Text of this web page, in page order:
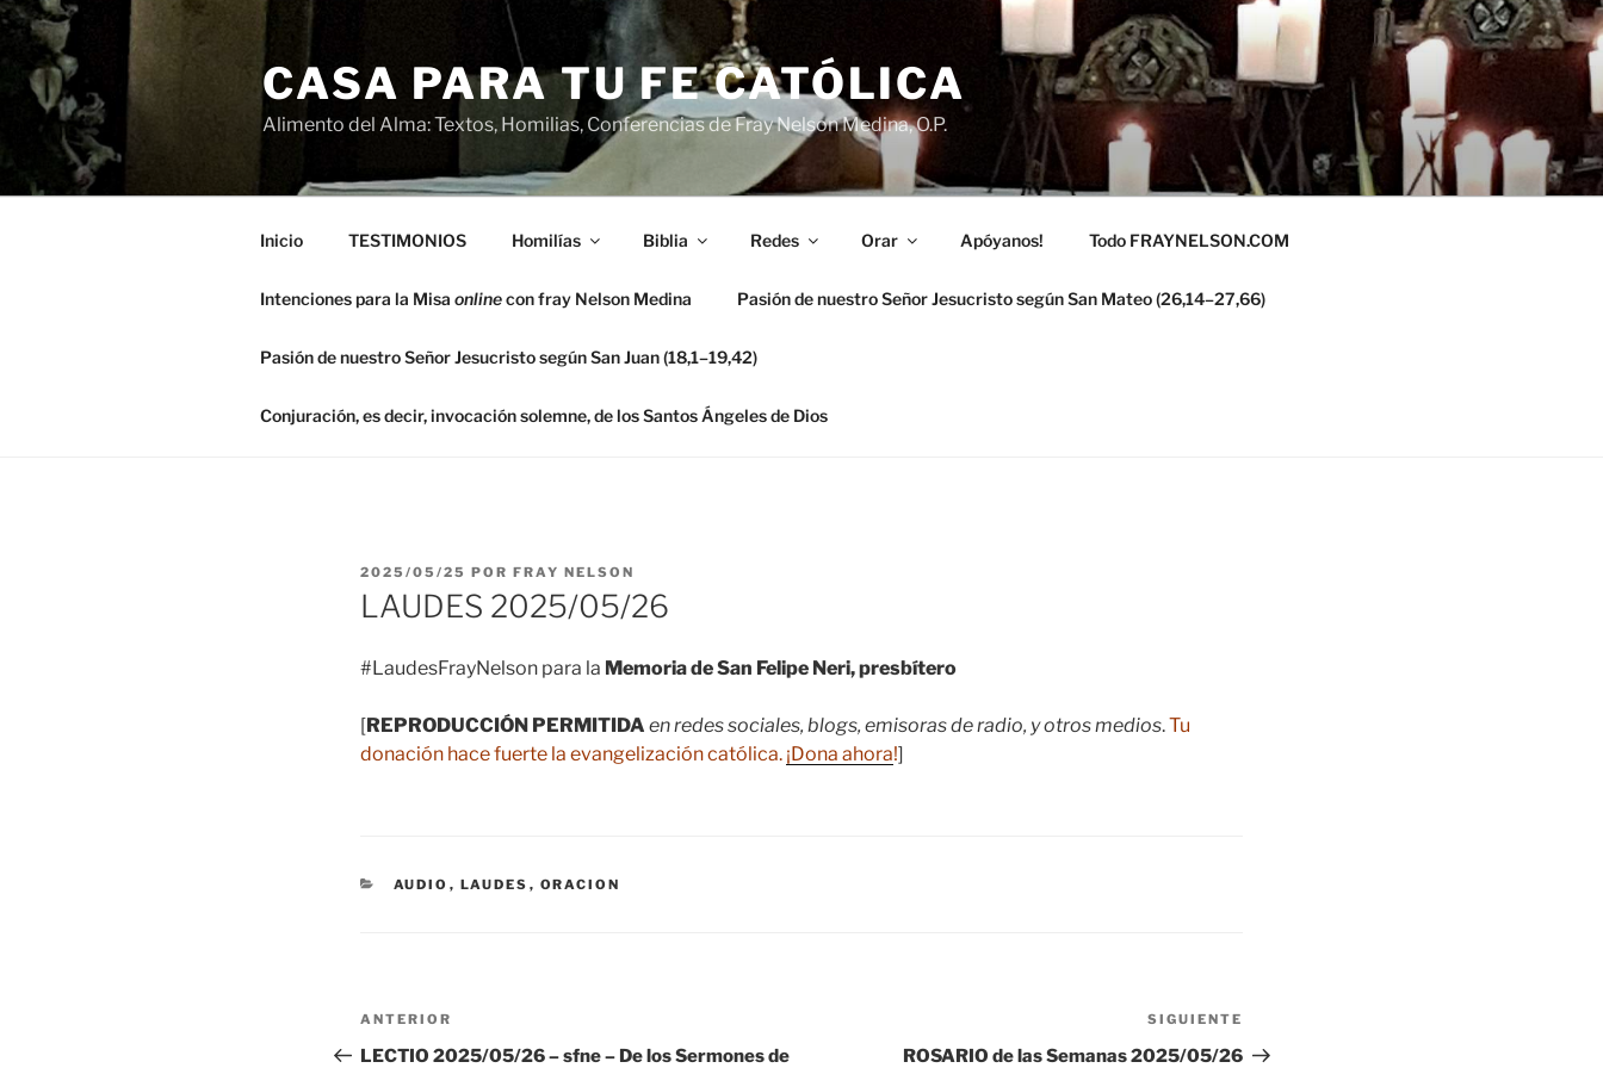
Saltar
contenido
CASA PARA TU FE CATÓLICA
Alimento del Alma: Textos, Homilias, Conferencias de Fray Nelson Medina, O.P.
Inicio TESTIMONIOS Homilías Biblia Redes Orar Apóyanos! Todo FRAYNELSON.COM
Intenciones para la Misa onlinecon fray Nelson Medina Pasión de nuestro Señor Jesucristo según San Mateo (26,14–27,66)
Pasión de nuestro Señor Jesucristo según San Juan (18,1–19,42)
Conjuración, es decir, invocación solemne, de los Santos Ángeles de Dios
PUBLICADO
EL
2025/05/25 POR FRAY NELSON
LAUDES 2025/05/26
#LaudesFrayNelson para la Memoria de San Felipe Neri, presbítero
[REPRODUCCIÓN PERMITIDA en redes sociales, blogs, emisoras de radio, y otros medios.Tu
donación hace fuerte la evangelización católica. ¡Dona ahora!]
CATEGORÍAS
AUDIO , LAUDES , ORACION
Navegación
de
Entrada
anterior:
ANTERIOR
LECTIO 2025/05/26 – sfne – De los Sermones de
entrada
SIGUIENTE
ROSARIO de las Semanas 2025/05/26